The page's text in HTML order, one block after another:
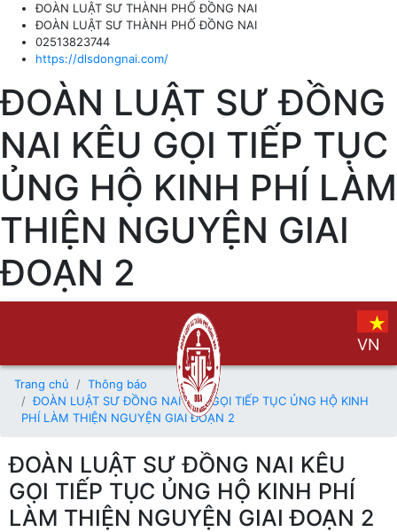
ĐOÀN LUẬT SƯ THÀNH PHỐ ĐỒNG NAI
ĐOÀN LUẬT SƯ THÀNH PHỐ ĐỒNG NAI
02513823744
https://dlsdongnai.com/
ĐOÀN LUẬT SƯ ĐỒNG
NAI KÊU GỌI TIẾP TỤC
ỦNG HỘ KINH PHÍ LÀM
THIỆN NGUYỆN GIAI
ĐOẠN 2
VN
Trang chủ
Thông báo
ĐOÀN LUẬT SƯ ĐỒNG NAI KÊU GỌI TIẾP TỤC ỦNG HỘ KINH
PHÍ LÀM THIỆN NGUYỆN GIAI ĐOẠN 2
ĐOÀN LUẬT SƯ ĐỒNG NAI KÊU
GỌI TIẾP TỤC ỦNG HỘ KINH PHÍ
LÀM THIỆN NGUYỆN GIAI ĐOẠN 2